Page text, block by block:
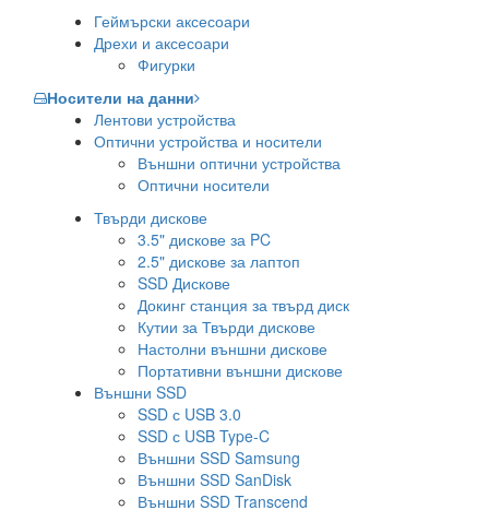
Геймърски аксесоари
Дрехи и аксесоари
Фигурки
Носители на данни
Лентови устройства
Оптични устройства и носители
Външни оптични устройства
Оптични носители
Твърди дискове
3.5" дискове за PC
2.5" дискове за лаптоп
SSD Дискове
Докинг станция за твърд диск
Кутии за Твърди дискове
Настолни външни дискове
Портативни външни дискове
Външни SSD
SSD с USB 3.0
SSD с USB Type-C
Външни SSD Samsung
Външни SSD SanDisk
Външни SSD Transcend